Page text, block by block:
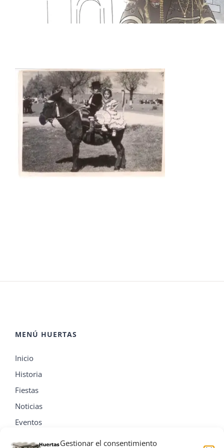
Gestionar el consentimiento
MENÚ HUERTAS
Inicio
Historia
Fiestas
Noticias
Eventos